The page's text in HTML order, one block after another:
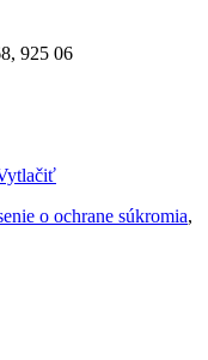
925 06
o ochrane súkromia,